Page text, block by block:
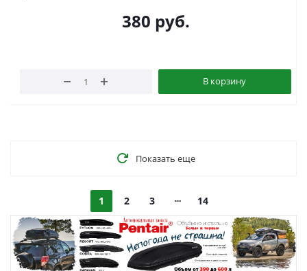
380 руб.
В корзину
Показать еще
1 2 3 14